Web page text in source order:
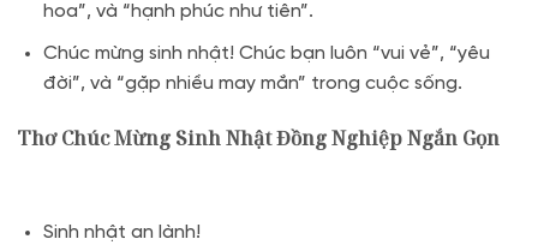
hoa”, và “hạnh phúc như tiên”.
Chúc mừng sinh nhật! Chúc bạn luôn “vui vẻ”, “yêu
đời”, và “gặp nhiều may mắn” trong cuộc sống.
Thơ Chúc Mừng Sinh Nhật Đồng Nghiệp Ngắn Gọn
Sinh nhật an lành!